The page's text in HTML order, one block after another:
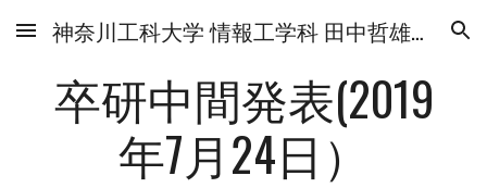
Skip to main content Skip to navigation
神奈川工科大学 情報工学科 田中哲雄研究室
卒研中間発表(2019
年7月24日）